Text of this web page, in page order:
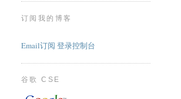
订阅我的博客
Email订阅 登录控制台
谷歌 CSE